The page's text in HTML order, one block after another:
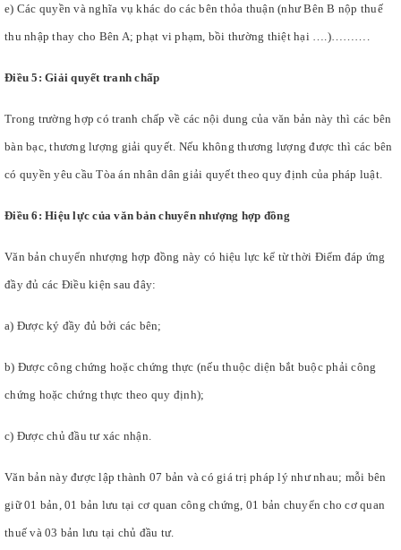
e) Các quyền và nghĩa vụ khác do các bên thỏa thuận (như Bên B nộp thuế
thu nhập thay cho Bên A; phạt vi phạm, bồi thường thiệt hại ….)……….
Điều 5: Giải quyết tranh chấp
Trong trường hợp có tranh chấp về các nội dung của văn bản này thì các bên
bàn bạc, thương lượng giải quyết. Nếu không thương lượng được thì các bên
có quyền yêu cầu Tòa án nhân dân giải quyết theo quy định của pháp luật.
Điều 6: Hiệu lực của văn bản chuyển nhượng hợp đồng
Văn bản chuyển nhượng hợp đồng này có hiệu lực kể từ thời Điểm đáp ứng
đầy đủ các Điều kiện sau đây:
a) Được ký đầy đủ bởi các bên;
b) Được công chứng hoặc chứng thực (nếu thuộc diện bắt buộc phải công
chứng hoặc chứng thực theo quy định);
c) Được chủ đầu tư xác nhận.
Văn bản này được lập thành 07 bản và có giá trị pháp lý như nhau; mỗi bên
giữ 01 bản, 01 bản lưu tại cơ quan công chứng, 01 bản chuyển cho cơ quan
thuế và 03 bản lưu tại chủ đầu tư.